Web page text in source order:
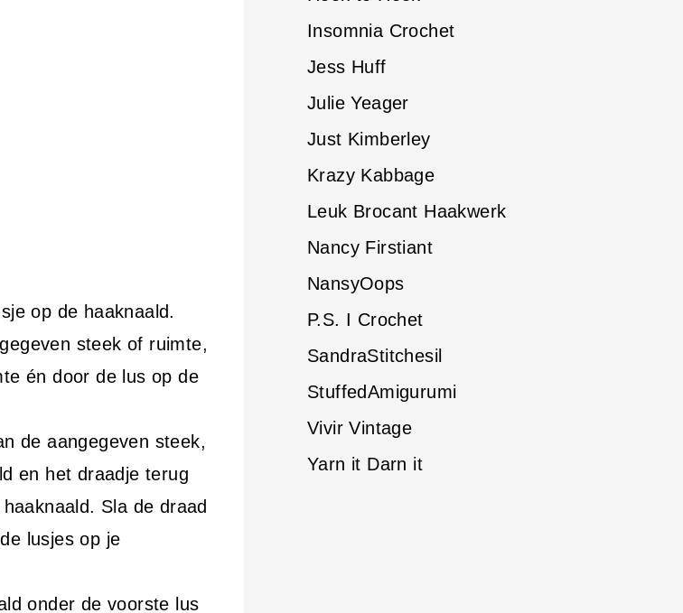
op de haaknaald.
steek of ruimte,
én door de lus op de
de aangegeven steek,
en het draadje terug
Sla de draad
lusjes op je
onder de voorste lus
Insomnia Crochet
Jess Huff
Julie Yeager
Just Kimberley
Krazy Kabbage
Leuk Brocant Haakwerk
Nancy Firstiant
NansyOops
P.S. I Crochet
SandraStitchesil
StuffedAmigurumi
Vivir Vintage
Yarn it Darn it